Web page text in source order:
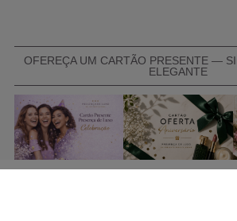
OFEREÇA UM CARTÃO PRESENTE —
ELEGANTE